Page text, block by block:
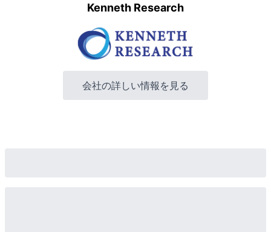
Kenneth Research
会社の詳しい情報を見る